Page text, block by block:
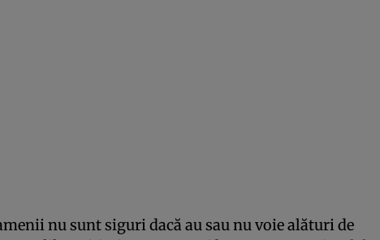
nu sunt siguri dacă au sau nu voie alături de